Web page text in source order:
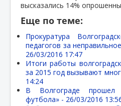
высказались 14%
Еще по теме:
Прокуратура
педагогов за
26/03/2016 17:47
Итоги работы
за 2015 год вызывают
14:24
В Волгограде прошел
футбола» - 26/03/2016